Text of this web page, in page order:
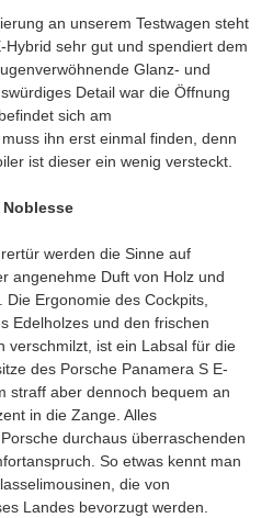
an unserem Testwagen steht
sehr gut und spendiert dem
Glanz- und
Detail war die Öffnung
sich am
ihn erst einmal finden, denn
ist dieser ein wenig versteckt.
Noblesse
werden die Sinne auf
angenehme Duft von Holz und
Ergonomie des Cockpits,
Edelholzes und den frischen
verschmilzt, ist ein Labsal für die
des Porsche Panamera S E-
straff aber dennoch bequem an
in die Zange. Alles
durchaus überraschenden
So etwas kennt man
die von
Landes bevorzugt werden.